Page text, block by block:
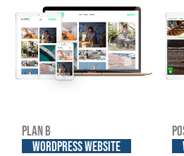
Plan B
WordPress website